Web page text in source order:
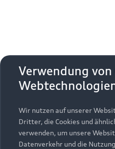
Modelle
Alle Modelle
Modelle vergleichen
Kaufen & leasen
Neuwagensuche
Service & Zubehör
Verwendung von
Wir nutzen auf unserer
Dritter, die Cookies und
verwenden, um unsere
Datenverkehr und die